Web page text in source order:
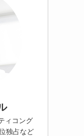
ィコング
独占など